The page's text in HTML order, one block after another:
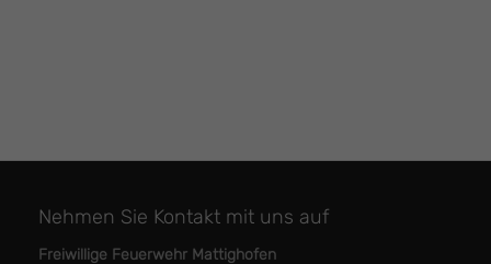
Nehmen Sie Kontakt mit uns auf
Freiwillige Feuerwehr Mattighofen